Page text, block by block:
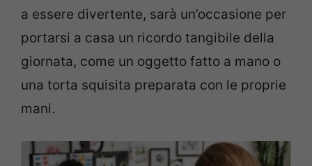
a essere divertente, sarà un’occasione per
portarsi a casa un ricordo tangibile della
giornata, come un oggetto fatto a mano o
una torta squisita preparata con le proprie
mani.